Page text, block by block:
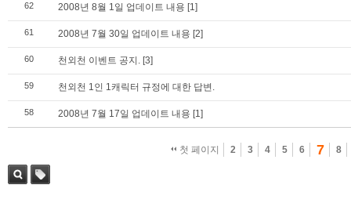
62 2008년 8월 1일 업데이트 내용 [1]
61 2008년 7월 30일 업데이트 내용 [2]
60 천외천 이벤트 공지. [3]
59 천외천 1인 1캐릭터 규정에 대한 답변.
58 2008년 7월 17일 업데이트 내용 [1]
첫 페이지 2 3 4 5 6 7 8